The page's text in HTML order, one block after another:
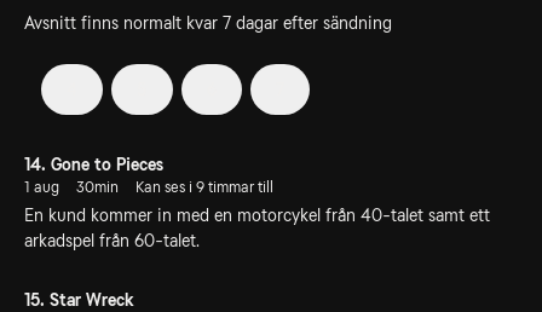
Avsnitt finns normalt kvar 7 dagar efter sändning
14. Gone to Pieces
1 aug 30min Kan ses i 9 timmar till
En kund kommer in med en motorcykel från 40-talet samt ett
arkadspel från 60-talet.
15. Star Wreck